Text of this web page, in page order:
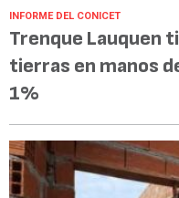
INFORME DEL CONICET
Trenque Lauquen
tierras en manos
1%